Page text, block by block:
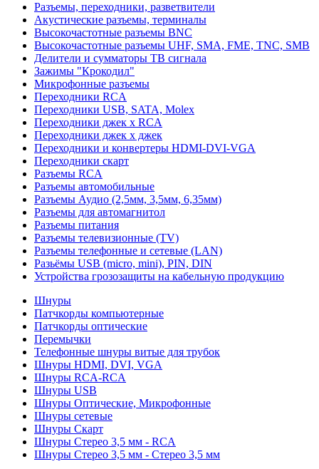
Разъемы, переходники, разветвители
Акустические разъемы, терминалы
Высокочастотные разъемы BNC
Высокочастотные разъемы UHF, SMA, FME, TNC, SMB
Делители и сумматоры ТВ сигнала
Зажимы "Крокодил"
Микрофонные разъемы
Переходники RCA
Переходники USB, SATA, Molex
Переходники джек х RCA
Переходники джек х джек
Переходники и конвертеры HDMI-DVI-VGA
Переходники скарт
Разъемы RCA
Разъемы автомобильные
Разъемы Аудио (2,5мм, 3,5мм, 6,35мм)
Разъемы для автомагнитол
Разъемы питания
Разъемы телевизионные (TV)
Разъемы телефонные и сетевые (LAN)
Разьёмы USB (micro, mini), PIN, DIN
Устройства грозозащиты на кабельную продукцию
Шнуры
Патчкорды компьютерные
Патчкорды оптические
Перемычки
Телефонные шнуры витые для трубок
Шнуры HDMI, DVI, VGA
Шнуры RCA-RCA
Шнуры USB
Шнуры Оптические, Микрофонные
Шнуры сетевые
Шнуры Скарт
Шнуры Стерео 3,5 мм - RCA
Шнуры Стерео 3,5 мм - Стерео 3,5 мм